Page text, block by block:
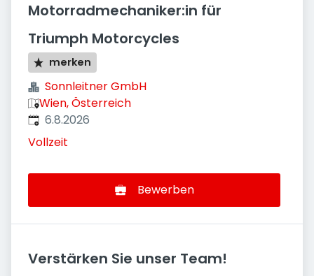
Motorradmechaniker:in für
Triumph Motorcycles
merken
Sonnleitner GmbH
Wien, Österreich
Veröffentlicht
6.8.2026
Vollzeit
Bewerben
Verstärken Sie unser Team!